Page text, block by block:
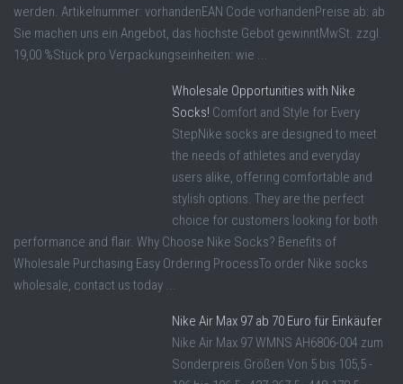
werden. Artikelnummer: vorhandenEAN Code vorhandenPreise ab: ab
Sie machen uns ein Angebot, das höchste Gebot gewinntMwSt. zzgl.
19,00 %Stück pro Verpackungseinheiten: wie ...
Wholesale Opportunities with Nike
Socks! Comfort and Style for Every
StepNike socks are designed to meet
the needs of athletes and everyday
users alike, offering comfortable and
stylish options. They are the perfect
choice for customers looking for both
performance and flair. Why Choose Nike Socks? Benefits of
Wholesale Purchasing Easy Ordering ProcessTo order Nike socks
wholesale, contact us today ...
Nike Air Max 97 ab 70 Euro für Einkäufer
Nike Air Max 97 WMNS AH6806-004 zum
Sonderpreis.Größen Von 5 bis 105,5 -